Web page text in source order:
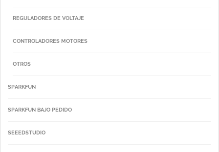
REGULADORES DE VOLTAJE
CONTROLADORES MOTORES
OTROS
SPARKFUN
SPARKFUN BAJO PEDIDO
SEEEDSTUDIO